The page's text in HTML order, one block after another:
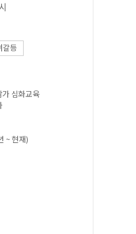
갈등
심화교육
~ 현재)